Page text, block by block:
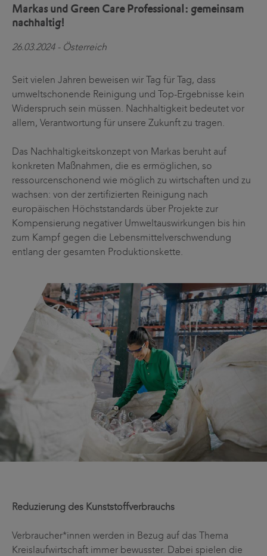
Markas und Green Care Professional: gemeinsam
nachhaltig!
26.03.2024 - Österreich
Seit vielen Jahren beweisen wir Tag für Tag, dass
umweltschonende Reinigung und Top-Ergebnisse kein
Widerspruch sein müssen. Nachhaltigkeit bedeutet vor
allem, Verantwortung für unsere Zukunft zu tragen.
Das Nachhaltigkeitskonzept von Markas beruht auf
konkreten Maßnahmen, die es ermöglichen, so
ressourcenschonend wie möglich zu wirtschaften und zu
wachsen: von der zertifizierten Reinigung nach
europäischen Höchststandards über Projekte zur
Kompensierung negativer Umweltauswirkungen bis hin
zum Kampf gegen die Lebensmittelverschwendung
entlang der gesamten Produktionskette.
Reduzierung des Kunststoffverbrauchs
Verbraucher*innen werden in Bezug auf das Thema
Kreislaufwirtschaft immer bewusster. Dabei spielen die